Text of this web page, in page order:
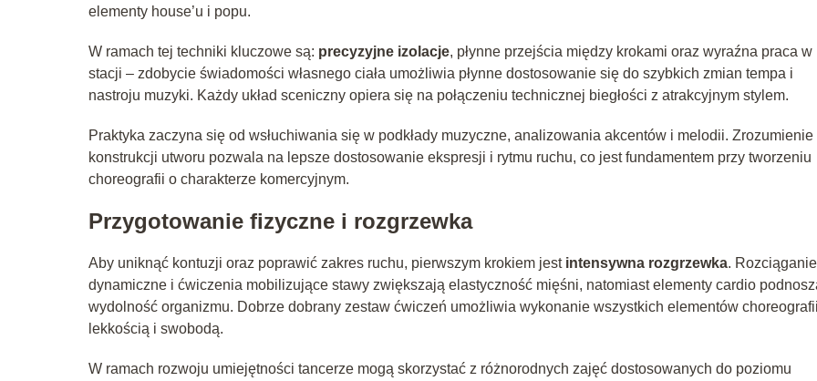
elementy house’u i popu.
W ramach tej techniki kluczowe są: precyzyjne izolacje, płynne przejścia między krokami oraz wyraźna praca w
stacji – zdobycie świadomości własnego ciała umożliwia płynne dostosowanie się do szybkich zmian tempa i
nastroju muzyki. Każdy układ sceniczny opiera się na połączeniu technicznej biegłości z atrakcyjnym stylem.
Praktyka zaczyna się od wsłuchiwania się w podkłady muzyczne, analizowania akcentów i melodii. Zrozumienie
konstrukcji utworu pozwala na lepsze dostosowanie ekspresji i rytmu ruchu, co jest fundamentem przy tworzeniu
choreografii o charakterze komercyjnym.
Przygotowanie fizyczne i rozgrzewka
Aby uniknąć kontuzji oraz poprawić zakres ruchu, pierwszym krokiem jest intensywna rozgrzewka. Rozciąganie
dynamiczne i ćwiczenia mobilizujące stawy zwiększają elastyczność mięśni, natomiast elementy cardio
wydolność organizmu. Dobrze dobrany zestaw ćwiczeń umożliwia wykonanie wszystkich elementów
lekkością i swobodą.
W ramach rozwoju umiejętności tancerze mogą skorzystać z różnorodnych zajęć dostosowanych do poziomu